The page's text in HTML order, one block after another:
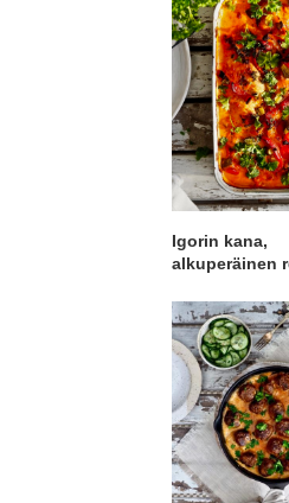
Igorin kana,
alkuperäinen